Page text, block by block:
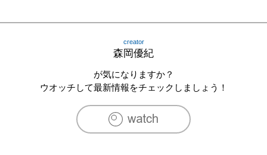
creator
森岡優紀
が気になりますか？
ウオッチして最新情報をチェックしましょう！